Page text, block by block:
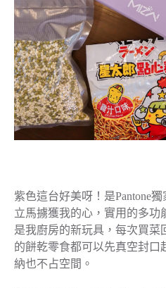
紫色這台好美呀！是Pantone
立馬擄獲我的心，實用的多功
是我廚房的新玩具，每次買菜
的餅乾零食都可以先真空封口
納也不占空間。